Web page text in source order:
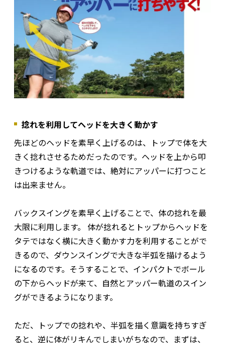
捻れを利用してヘッドを大きく動かす
先ほどのヘッドを素早く上げるのは、トップで体を大
きく捻れさせるためだったのです。ヘッドを上から叩
きつけるような軌道では、絶対にアッパーに打つこと
は出来ません。
バックスイングを素早く上げることで、体の捻れを最
大限に利用します。 体が捻れるとトップからヘッドを
タテではなく横に大きく動かす力を利用することがで
きるので、ダウンスイングで大きな半弧を描けるよう
になるのです。そうすることで、インパクトでボール
の下からヘッドが来て、自然とアッパー軌道のスイン
グができるようになります。
ただ、トップでの捻れや、半弧を描く意識を持ちすぎ
ると、逆に体がリキんでしまいがちなので、まずは、